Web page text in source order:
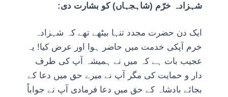
شہزادہ خرّم (شاہجہاں) کو بشارت دی:
ایک دن حضرت مجدد تنہا بیٹھے تھے کہ شہزادہ
خرم آپکی خدمت میں حاضر ہوا اور عرض کیا! یہ
عجیب بات ہے کہ میں نے ہمیشہ آپ کی طرف
دار و حمایت کی مگر آپ نے میرے حق میں دعا کے
بجائے بادشاہ کے حق میں دعا فرمادی آپ نے جواباً